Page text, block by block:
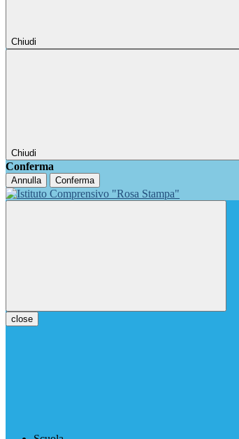
Chiudi
Chiudi
Conferma
Annulla Conferma
close